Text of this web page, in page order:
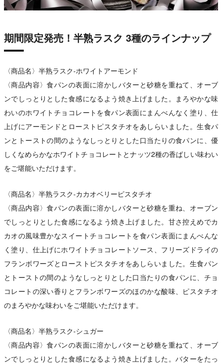
期間限定発売！半熟ラスク 3種のラインナップ
〈商品名〉半熟ラスク‐ホワイトアーモンド
〈商品内容〉食パンの表面に溶かしバターと砂糖を重ねて、オーブ
ンでしっとりとした食感になるよう焼き上げました。まろやかな味
わいのホワイトチョコレートを食パン表面にまんべんなく塗り、仕
上げにアーモンドとローストピスタチオをあしらいました。生食パ
ンとトーストの間のようなしっとりとした口当たりの食パンに、優
しくなめらかなホワイトチョコレートとナッツ2種の香ばしい味わい
をご堪能いただけます。
〈商品名〉半熟ラスク‐カカオベリーピスタチオ
〈商品内容〉食パンの表面に溶かしバターと砂糖を重ね、オーブン
でしっとりとした食感になるよう焼き上げました。甘さ控えめでカ
カオの風味豊かなスイートチョコレートを食パン表面にまんべんな
く塗り、仕上げにホワイトチョコレートソース、フリーズドライの
フランボワーズとローストピスタチオをあしらいました。生食パン
とトーストの間のようなしっとりとした口当たりの食パンに、チョ
コレートの深い香りとフランボワーズのほのかな酸味、ピスタチオ
のまろやかな味わいをご堪能いただけます。
〈商品名〉半熟ラスク‐シュガー
〈商品内容〉食パンの表面に溶かしバターと砂糖を重ねて、オーブ
ンでしっとりとした食感になるよう焼き上げました。バターをたっ